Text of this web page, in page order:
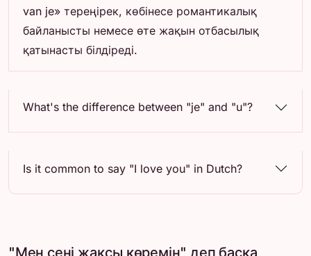
van je» тереңірек, көбінесе романтикалық
байланысты немесе өте жақын отбасылық
қатынасты білдіреді.
What's the difference between "je" and "u"?
Is it common to say "I love you" in Dutch?
"Мен сені жақсы көремін" деп басқа